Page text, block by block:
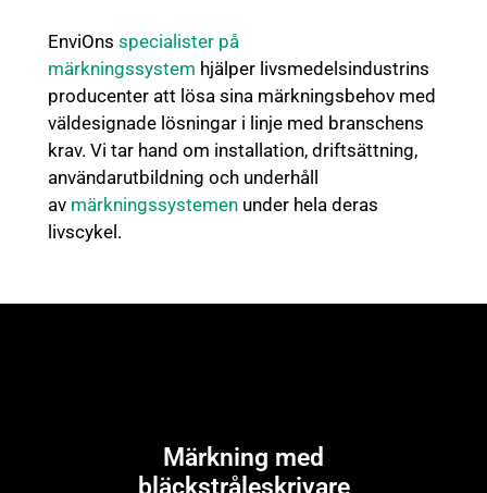
EnviOns specialister på
märkningssystem hjälper livsmedelsindustrins
producenter att lösa sina märkningsbehov med
väldesignade lösningar i linje med branschens
krav. Vi tar hand om installation, driftsättning,
användarutbildning och underhåll
av märkningssystemen under hela deras
livscykel.
Märkning med
bläckstråleskrivare